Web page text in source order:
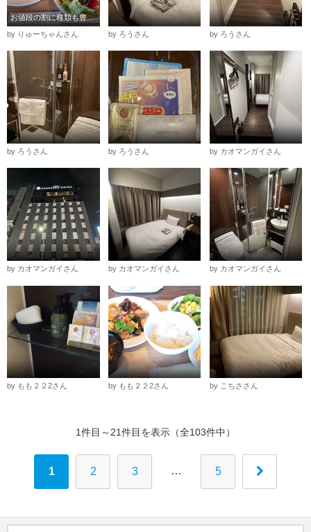
お値段の割に種類も豊富な朝食
by りゅーちゃんさん
by ろうさん by ろうさん
by ろうさん by ろうさん by カオマンガイさん
by カオマンガイさん by カオマンガイさん by カオマンガイさん
by もも２２2さん by もも２２2さん by こちささん
1件目～21件目を表示（全103件中）
1 2 3 … 5